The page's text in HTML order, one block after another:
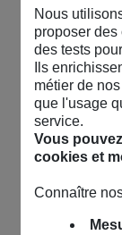
Nous
proposer des
des tests
Ils
métier de
que l'usage
service.
Vous
cookies et
Connaître